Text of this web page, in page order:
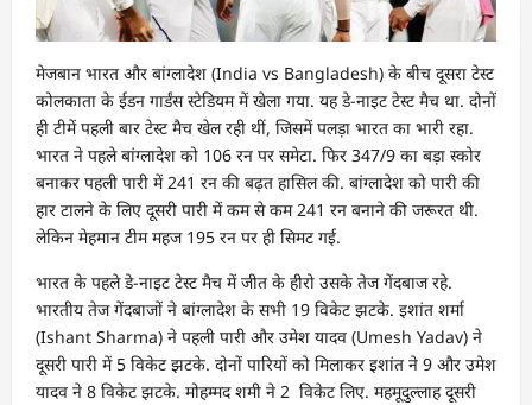
मेजबान भारत और बांग्लादेश (India vs Bangladesh) के बीच दूसरा टेस्ट
कोलकाता के ईडन गार्डंस स्टेडियम में खेला गया. यह डे-नाइट टेस्ट मैच था. दोनों
ही टीमें पहली बार टेस्ट मैच खेल रही थीं, जिसमें पलड़ा भारत का भारी रहा.
भारत ने पहले बांग्लादेश को 106 रन पर समेटा. फिर 347/9 का बड़ा स्कोर
बनाकर पहली पारी में 241 रन की बढ़त हासिल की. बांग्लादेश को पारी की
हार टालने के लिए दूसरी पारी में कम से कम 241 रन बनाने की जरूरत थी.
लेकिन मेहमान टीम महज 195 रन पर ही सिमट गई.
भारत के पहले डे-नाइट टेस्ट मैच में जीत के हीरो उसके तेज गेंदबाज रहे.
भारतीय तेज गेंदबाजों ने बांग्लादेश के सभी 19 विकेट झटके. इशांत शर्मा
(Ishant Sharma) ने पहली पारी और उमेश यादव (Umesh Yadav) ने
दूसरी पारी में 5 विकेट झटके. दोनों पारियों को मिलाकर इशांत ने 9 और उमेश
यादव ने 8 विकेट झटके. मोहम्मद शमी ने 2 विकेट लिए. महमूदुल्लाह दूसरी